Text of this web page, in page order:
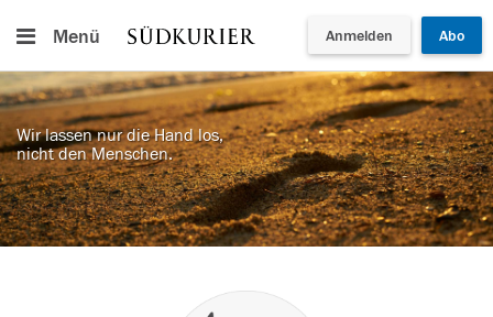
Menü Anmelden Abo
Wir lassen nur die Hand los,
nicht den Menschen.